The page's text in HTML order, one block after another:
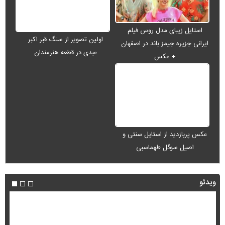
استایل زیبای مدل روس فیلم
ایرانی جزیره جیمز باند در اصفهان
+ عکس
اولین تصویر از سنگ قبر اکبر
عبدی در قطعه هنرمندان
عکس پربازدید از استایل سنتی و
اصیل سوگل طهماسبی
ویدئو